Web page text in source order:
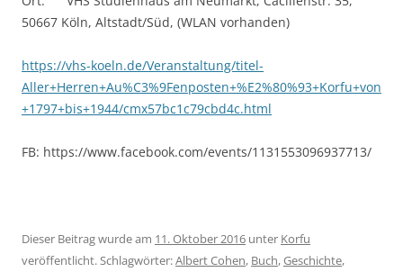
50667 Köln, Altstadt/Süd, (WLAN vorhanden)
https://vhs-koeln.de/Veranstaltung/titel-
Aller+Herren+Au%C3%9Fenposten+%E2%80%93+Korfu+von
+1797+bis+1944/cmx57bc1c79cbd4c.html
FB: https://www.facebook.com/events/1131553096937713/
Dieser Beitrag wurde am 11. Oktober 2016 unter Korfu
veröffentlicht. Schlagwörter:Albert Cohen, Buch,Geschichte,